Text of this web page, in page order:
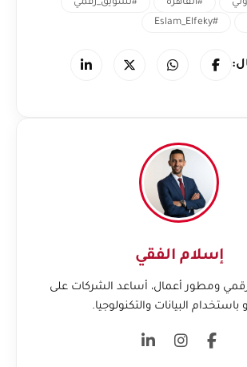
#القاهرة
#تسويق_رقمي
#Eslam_Elfeky
إسلام الفقي
ومطور أعمال، أساعد الشركات على
باستخدام البيانات والتكنولوجيا.